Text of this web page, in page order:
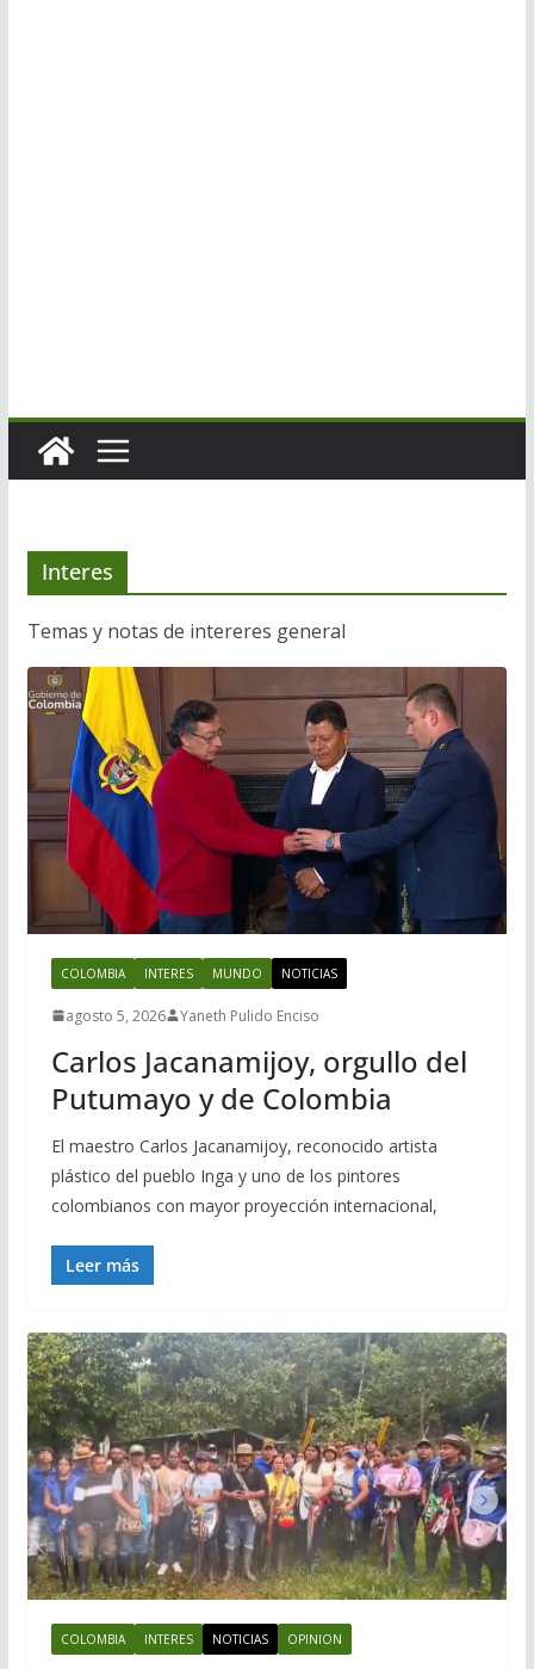
Interes
Temas y notas de intereres general
COLOMBIA INTERES MUNDO NOTICIAS
agosto 5, 2026 Yaneth Pulido Enciso
Carlos Jacanamijoy, orgullo del
Putumayo y de Colombia
El maestro Carlos Jacanamijoy, reconocido artista
plástico del pueblo Inga y uno de los pintores
colombianos con mayor proyección internacional,
Leer más
COLOMBIA INTERES NOTICIAS OPINION